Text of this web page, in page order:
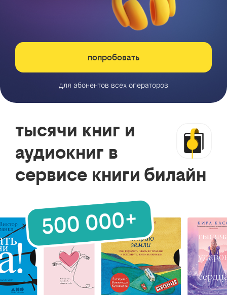
попробовать
для абонентов всех операторов
тысячи книг и
аудиокниг в
сервисе книги билайн